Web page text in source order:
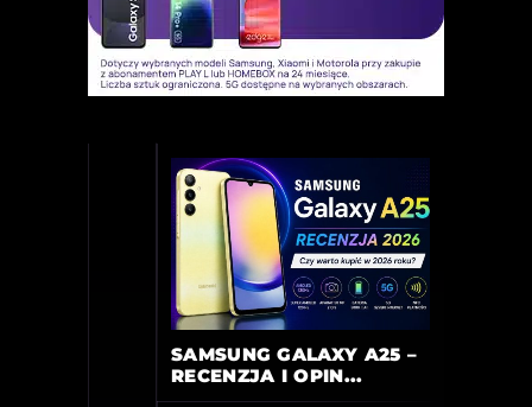
SAMSUNG GALAXY A25 –
RECENZJA I OPIN...